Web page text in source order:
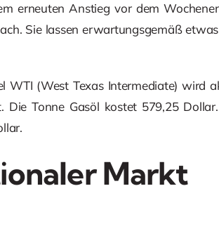
erneuten Anstieg vor dem
Sie lassen erwartungsgemäß
WTI (West Texas Intermediate) wird
Die Tonne Gasöl kostet 579,25
Markt